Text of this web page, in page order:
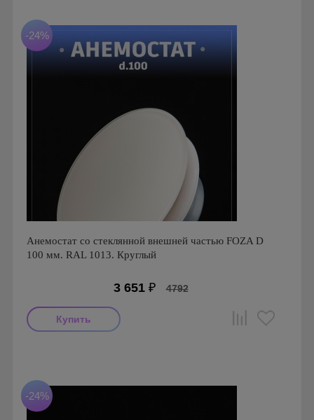
Серия: Теневой диффузор для натяжных потолков
-24%
Анемостат со стеклянной внешней частью FOZA D
100 мм. RAL 1013. Круглый
3 651₽ 4792
-24%